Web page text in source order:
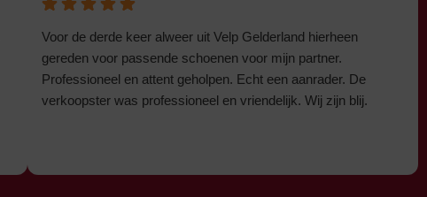
Voor de derde keer alweer uit Velp Gelderland hierheen
gereden voor passende schoenen voor mijn partner.
Professioneel en attent geholpen. Echt een aanrader. De
verkoopster was professioneel en vriendelijk. Wij zijn blij.